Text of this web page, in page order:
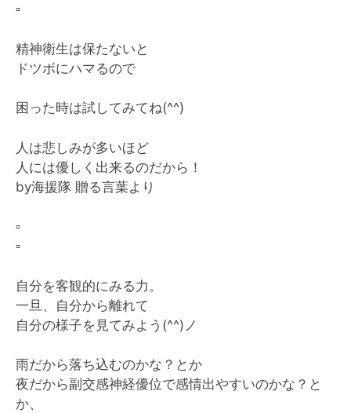
▫️
精神衛生は保たないと
ドツボにハマるので
困った時は試してみてね(^^)
人は悲しみが多いほど
人には優しく出来るのだから！
by海援隊 贈る言葉より
▫️
▫️
自分を客観的にみる力。
一旦、自分から離れて
自分の様子を見てみよう(^^)ノ
雨だから落ち込むのかな？とか
夜だから副交感神経優位で感情出やすいのかな？と
か、